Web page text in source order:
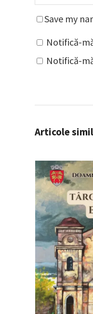
Save my
Notifică-
Notifică-
Articole